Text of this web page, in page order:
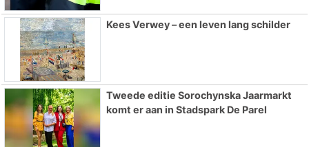
Kees Verwey – een leven lang schilder
Tweede editie Sorochynska Jaarmarkt
komt er aan in Stadspark De Parel